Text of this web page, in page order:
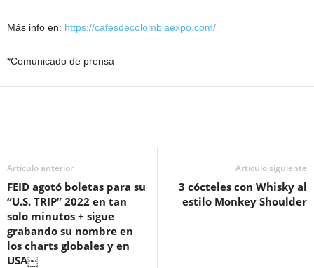
Más info en: https://cafesdecolombiaexpo.com/
*Comunicado de prensa
Artículo anterior
FEID agotó boletas para su
“U.S. TRIP” 2022 en tan
solo minutos + sigue
grabando su nombre en
los charts globales y en
USA￼
Artículo siguiente
3 cócteles con Whisky al
estilo Monkey Shoulder